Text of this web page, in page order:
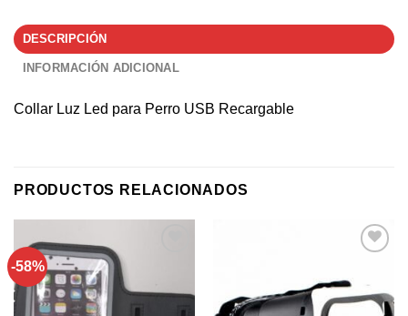
DESCRIPCIÓN
INFORMACIÓN ADICIONAL
Collar Luz Led para Perro USB Recargable
PRODUCTOS RELACIONADOS
-58%
Añadir a
favoritos
Añadir a
favoritos